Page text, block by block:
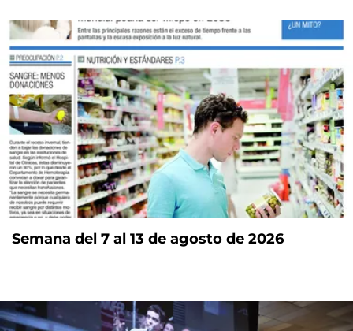
Semana del 7 al 13 de agosto de 2026